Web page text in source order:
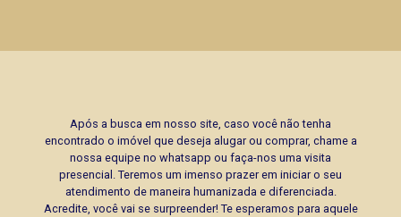
Após a busca em nosso site, caso você não tenha
encontrado o imóvel que deseja alugar ou comprar, chame a
nossa equipe no whatsapp ou faça-nos uma visita
presencial. Teremos um imenso prazer em iniciar o seu
atendimento de maneira humanizada e diferenciada.
Acredite, você vai se surpreender! Te esperamos para aquele